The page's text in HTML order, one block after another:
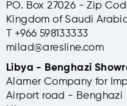
PO. Box 27026 - Zip
Kingdom of Saudi
T +966 598133333
milad@aresline.com
Libya - Benghazi
Alamer Company for
Airport road - Benghazi